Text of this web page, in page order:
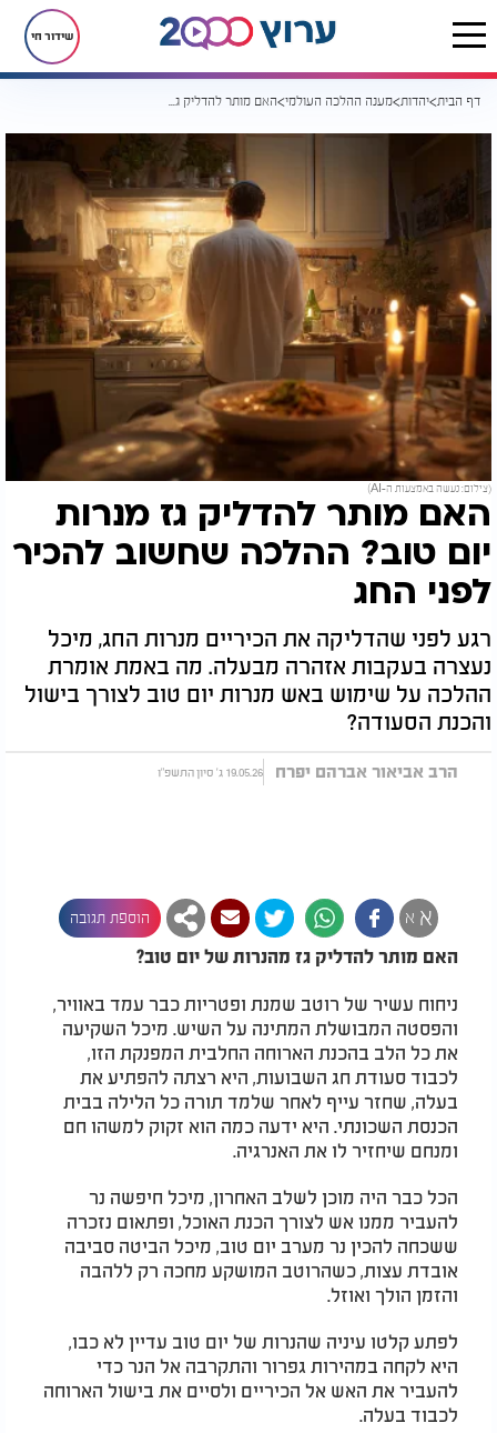
שידור חי
דף הבית יהדות מענה ההלכה העולמי האם מותר להדליק גז מנרות יום טוב? ההלכה שחשוב להכיר לפני החג
(צילום: נעשה באמצעות ה-AI)
האם מותר להדליק גז מנרות
יום טוב? ההלכה שחשוב להכיר
לפני החג
רגע לפני שהדליקה את הכיריים מנרות החג, מיכל
נעצרה בעקבות אזהרה מבעלה. מה באמת אומרת
ההלכה על שימוש באש מנרות יום טוב לצורך בישול
והכנת הסעודה?
הרב אביאור אברהם יפרח 19.05.26 ג' סיון התשפ"ו
א א הוספת תגובה
האם מותר להדליק גז מהנרות של יום טוב?
ניחוח עשיר של רוטב שמנת ופטריות כבר עמד באוויר,
והפסטה המבושלת המתינה על השיש. מיכל השקיעה
את כל הלב בהכנת הארוחה החלבית המפנקת הזו,
לכבוד סעודת חג השבועות, היא רצתה להפתיע את
בעלה, שחזר עייף לאחר שלמד תורה כל הלילה בבית
הכנסת השכונתי. היא ידעה כמה הוא זקוק למשהו חם
ומנחם שיחזיר לו את האנרגיה.
הכל כבר היה מוכן לשלב האחרון, מיכל חיפשה נר
להעביר ממנו אש לצורך הכנת האוכל, ופתאום נזכרה
ששכחה להכין נר מערב יום טוב, מיכל הביטה סביבה
אובדת עצות, כשהרוטב המושקע מחכה רק ללהבה
והזמן הולך ואוזל.
לפתע קלטו עיניה שהנרות של יום טוב עדיין לא כבו,
היא לקחה במהירות גפרור והתקרבה אל הנר כדי
להעביר את האש אל הכיריים ולסיים את בישול הארוחה
לכבוד בעלה.